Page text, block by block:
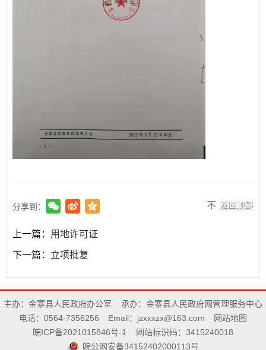
分享到： 返回顶部
上一篇： 用地许可证
下一篇： 立项批复
主办：金寨县人民政府办公室
承办：金寨县人民政府网管理服务中心
电话：0564-7356256
Email：jzxxxzx@163.com
网站地图
皖ICP备2021015846号-1
网站标识码：3415240018
皖公网安备34152402000113号